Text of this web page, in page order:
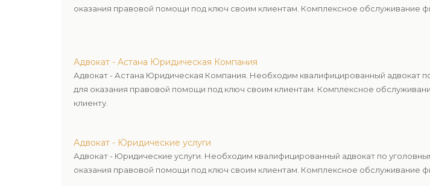
оказания правовой помощи под ключ своим клиентам. Комплексное обслуживание
Адвокат - Астана Юридическая Компания
Адвокат - Астана Юридическая Компания. Необходим квалифицированный адвокат
для оказания правовой помощи под ключ своим клиентам. Комплексное
клиенту.
Адвокат - Юридические услуги
Адвокат - Юридические услуги. Необходим квалифицированный адвокат по
оказания правовой помощи под ключ своим клиентам. Комплексное обслуживание